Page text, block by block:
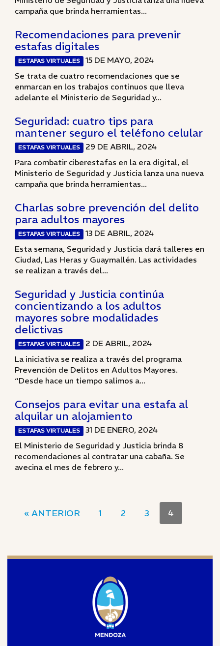
campaña que brinda herramientas...
Recomendaciones para prevenir
estafas digitales
ESTAFAS VIRTUALES
15 DE MAYO, 2024
Se trata de cuatro recomendaciones que se
enmarcan en los trabajos continuos que lleva
adelante el Ministerio de Seguridad y...
Seguridad: cuatro tips para
mantener seguro el teléfono celular
ESTAFAS VIRTUALES
29 DE ABRIL, 2024
Para combatir ciberestafas en la era digital, el
Ministerio de Seguridad y Justicia lanza una nueva
campaña que brinda herramientas...
Charlas sobre prevención del delito
para adultos mayores
ESTAFAS VIRTUALES
13 DE ABRIL, 2024
Esta semana, Seguridad y Justicia dará talleres en
Ciudad, Las Heras y Guaymallén. Las actividades
se realizan a través del...
Seguridad y Justicia continúa
concientizando a los adultos
mayores sobre modalidades
delictivas
ESTAFAS VIRTUALES
2 DE ABRIL, 2024
La iniciativa se realiza a través del programa
Prevención de Delitos en Adultos Mayores.
“Desde hace un tiempo salimos a...
Consejos para evitar una estafa al
alquilar un alojamiento
ESTAFAS VIRTUALES
31 DE ENERO, 2024
El Ministerio de Seguridad y Justicia brinda 8
recomendaciones al contratar una cabaña. Se
avecina el mes de febrero y...
« ANTERIOR 1 2 3 4